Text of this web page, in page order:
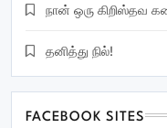
நான் ஒரு கிறிஸ்தவ
தனித்து நில்!
FACEBOOK SITES